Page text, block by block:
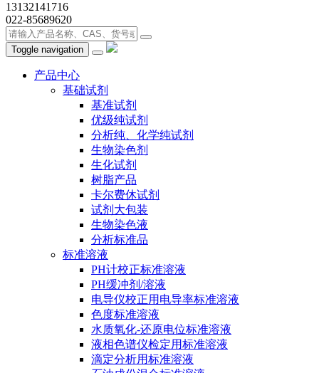
13132141716
022-85689620
Toggle navigation
产品中心
基础试剂
基准试剂
优级纯试剂
分析纯、化学纯试剂
生物染色剂
生化试剂
树脂产品
卡尔费休试剂
试剂大包装
生物染色液
分析标准品
标准溶液
PH计校正标准溶液
PH缓冲剂/溶液
电导仪校正用电导率标准溶液
色度标准溶液
水质氧化-还原电位标准溶液
液相色谱仪检定用标准溶液
滴定分析用标准溶液